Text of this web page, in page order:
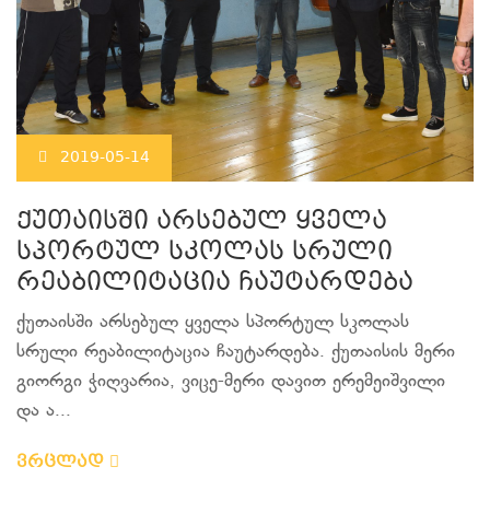
2019-05-14
ქუთაისში არსებულ ყველა
სპორტულ სკოლას სრული
რეაბილიტაცია ჩაუტარდება
ქუთაისში არსებულ ყველა სპორტულ სკოლას
სრული რეაბილიტაცია ჩაუტარდება. ქუთაისის მერი
გიორგი ჭიღვარია, ვიცე-მერი დავით ერემეიშვილი
და ა...
ვრცლად